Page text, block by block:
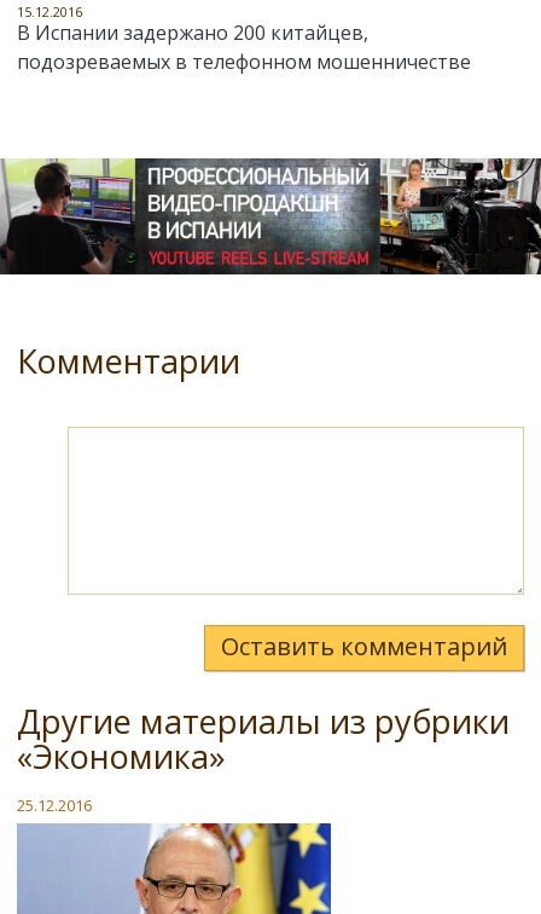
15.12.2016
В Испании задержано 200 китайцев,
подозреваемых в телефонном мошенничестве
Комментарии
Оставить комментарий
Другие материалы из рубрики
«Экономика»
25.12.2016